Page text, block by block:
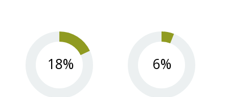
18% 6%